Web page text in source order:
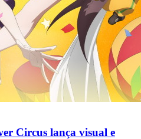
Circus lança visual e